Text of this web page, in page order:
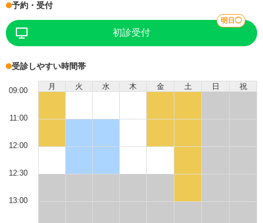
予約・受付
初診受付
明日◯
受診しやすい時間帯
月 火 水 木 金 土 日 祝
09:00
11:00
12:00
12:30
13:00